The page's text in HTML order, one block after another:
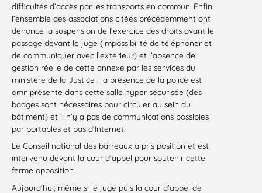
difficultés d’accès par les transports en commun. Enfin,
l’ensemble des associations citées précédemment ont
dénoncé la suspension de l’exercice des droits avant le
passage devant le juge (impossibilité de téléphoner et
de communiquer avec l’extérieur) et l’absence de
gestion réelle de cette annexe par les services du
ministère de la Justice : la présence de la police est
omniprésente dans cette salle hyper sécurisée (des
badges sont nécessaires pour circuler au sein du
bâtiment) et il n’y a pas de communications possibles
par portables et pas d’Internet.
Le Conseil national des barreaux a pris position et est
intervenu devant la cour d’appel pour soutenir cette
ferme opposition.
Aujourd’hui, même si le juge puis la cour d’appel de